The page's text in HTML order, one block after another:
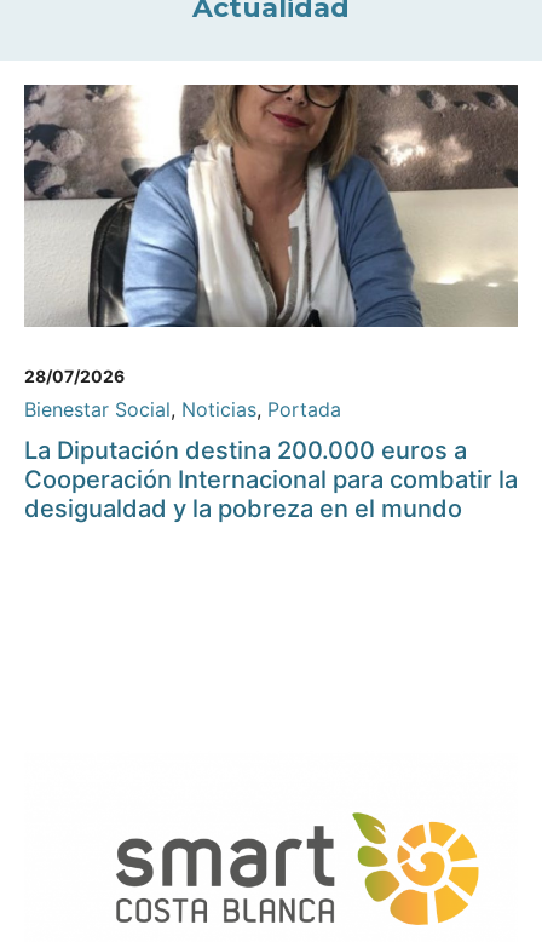
Actualidad
28/07/2026
Bienestar Social, Noticias, Portada
La Diputación destina 200.000 euros a
Cooperación Internacional para combatir la
desigualdad y la pobreza en el mundo